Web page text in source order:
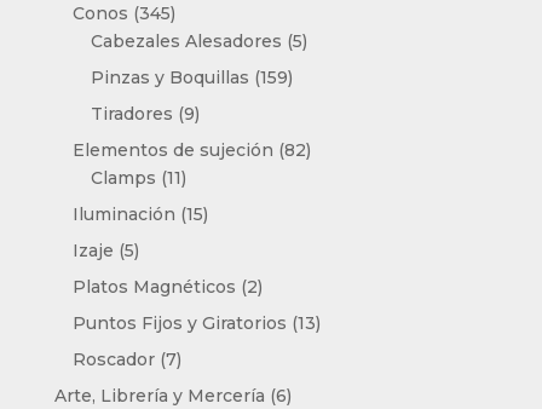
Conos 345345
productos
Cabezales Alesadores 55
Pinzas y Boquillas 159159
Tiradores 99
productos
Elementos de sujeción 8282
Clamps 1111
productos
Iluminación 1515
Izaje 55
productos
Platos Magnéticos 22
productos
Puntos Fijos y Giratorios 1313
Roscador 77
productos
Arte, Librería y Mercería 66